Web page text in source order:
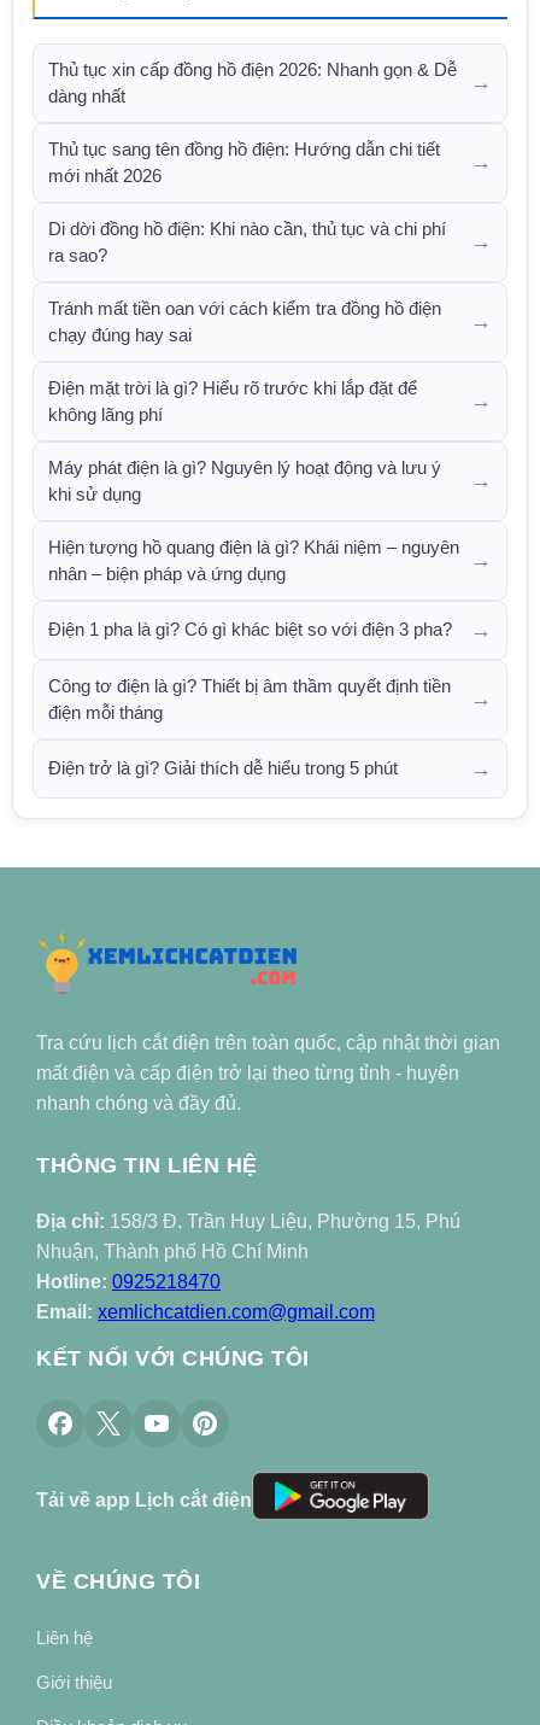
Thủ tục xin cấp đồng hồ điện 2026: Nhanh gọn & Dễ
dàng nhất
→
Thủ tục sang tên đồng hồ điện: Hướng dẫn chi tiết
mới nhất 2026
→
Di dời đồng hồ điện: Khi nào cần, thủ tục và chi phí
ra sao?
→
Tránh mất tiền oan với cách kiểm tra đồng hồ điện
chạy đúng hay sai
→
Điện mặt trời là gì? Hiểu rõ trước khi lắp đặt để
không lãng phí
→
Máy phát điện là gì? Nguyên lý hoạt động và lưu ý
khi sử dụng
→
Hiện tượng hồ quang điện là gì? Khái niệm – nguyên
nhân – biện pháp và ứng dụng
→
Điện 1 pha là gì? Có gì khác biệt so với điện 3 pha? →
Công tơ điện là gì? Thiết bị âm thầm quyết định tiền
điện mỗi tháng
→
Điện trở là gì? Giải thích dễ hiểu trong 5 phút →
Tra cứu lịch cắt điện trên toàn quốc, cập nhật thời gian
mất điện và cấp điện trở lại theo từng tỉnh - huyện
nhanh chóng và đầy đủ.
THÔNG TIN LIÊN HỆ
Địa chỉ: 158/3 Đ. Trần Huy Liệu, Phường 15, Phú
Nhuận, Thành phố Hồ Chí Minh
Hotline: 0925218470
Email: xemlichcatdien.com@gmail.com
KẾT NỐI VỚI CHÚNG TÔI
Tải về app Lịch cắt điện
VỀ CHÚNG TÔI
Liên hệ
Giới thiệu